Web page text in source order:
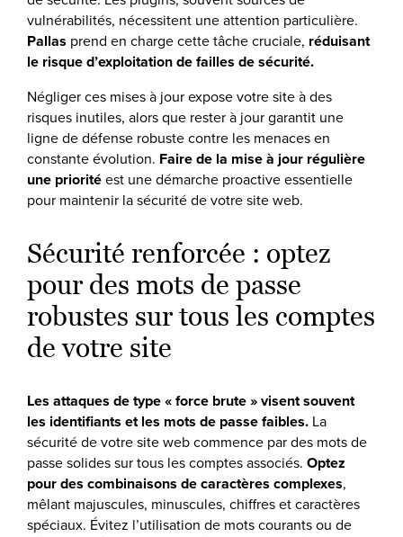
vulnérabilités, nécessitent une attention particulière.
Pallas prend en charge cette tâche cruciale, réduisant
le risque d’exploitation de failles de sécurité.
Négliger ces mises à jour expose votre site à des
risques inutiles, alors que rester à jour garantit une
ligne de défense robuste contre les menaces en
constante évolution. Faire de la mise à jour régulière
une prioritéest une démarche proactive essentielle
pour maintenir la sécurité de votre site web.
Sécurité renforcée : optez
pour des mots de passe
robustes sur tous les comptes
de votre site
Les attaques de type « force brute » visent souvent
les identifiants et les mots de passe faibles. La
sécurité de votre site web commence par des mots de
passe solides sur tous les comptes associés. Optez
pour des combinaisons de caractères complexes,
mêlant majuscules, minuscules, chiffres et caractères
spéciaux. Évitez l’utilisation de mots courants ou de